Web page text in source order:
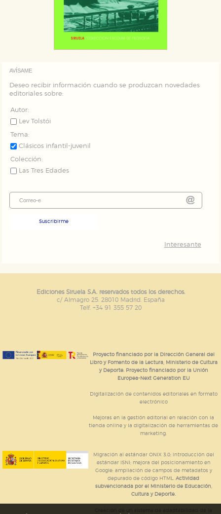
AVÍSAME
Deseo recibir información cuando se produzcan novedades
editoriales sobre:
Autor:
Lev Tolstói
Tema:
Clásicos infantil-juvenil
Colección:
Las Tres Edades
Suscribirme
Interesante
Ediciones Siruela S.A. reservados todos los derechos.
c/ Almagro 25. 28010 Madrid. España
Telf. +34 91 355 57 20
Proyecto financiado por la Dirección General del
Libro y Fomento de la Lectura, Ministerio de Cultura
y Deporte. Proyecto financiado por la Unión
Europea-Next Generation EU
Digitalización de contenidos editoriales en formato
electrónico
Mejoras en la gestión editorial en relación con la
tienda online y la digitalización de herramientas de
marketing.
Migración al estándar ONIX 3.0; introducción del
estándar ISNI; mejora del posicionamiento en
Google; ampliación de campos de metadatos y
depurado de código HTML.Actividad
subvencionada por el Ministerio de Educación,
Cultura y Deporte.
GUARDAR CONFIGURACIÓN